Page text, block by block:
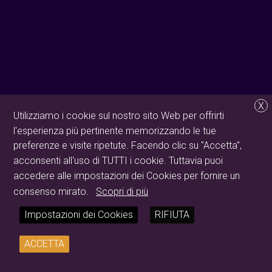
X
Utilizziamo i cookie sul nostro sito Web per offrirti
l'esperienza più pertinente memorizzando le tue
preferenze e visite ripetute. Facendo clic su "Accetta",
acconsenti all'uso di TUTTI i cookie. Tuttavia puoi
accedere alle impostazioni dei Cookies per fornire un
consenso mirato.
Scopri di più
Impostazioni dei Cookies
RIFIUTA
ACCETTA